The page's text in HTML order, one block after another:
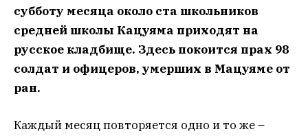
субботу месяца около ста школьников
средней школы Кацуяма приходят на
русское кладбище. Здесь покоится прах 98
солдат и офицеров, умерших в Мацуяме от
ран.
Каждый месяц повторяется одно и то же –